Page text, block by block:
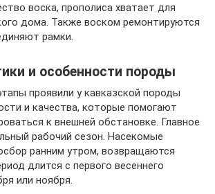
воска, прополиса хватает для
дома. Также воском ремонтируются
рамки.
и особенности породы
проявили у кавказской породы
и качества, которые помогают
к внешней обстановке. Главное
рабочий сезон. Насекомые
ранним утром, возвращаются
длится с первого весеннего
или ноября.